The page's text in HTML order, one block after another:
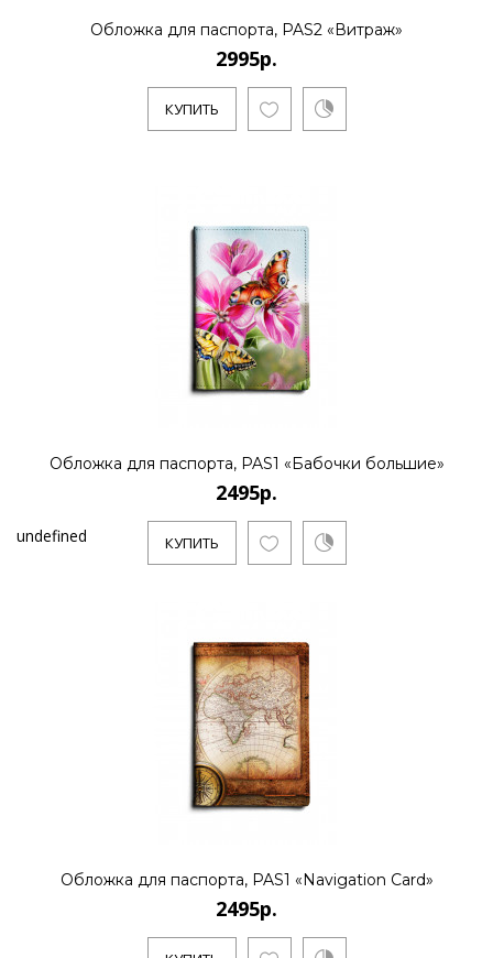
Обложка для паспорта, PAS2 «Витраж»
2995р.
КУПИТЬ
Обложка для паспорта, PAS1 «Бабочки большие»
2495р.
КУПИТЬ
undefined
Обложка для паспорта, PAS1 «Navigation Card»
2495р.